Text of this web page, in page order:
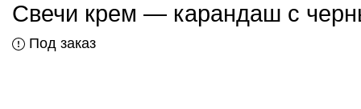
Свечи крем — карандаш с
Под заказ